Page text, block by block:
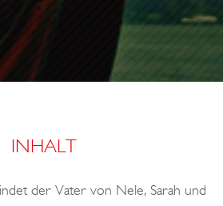
n
I
C
T
INHALT
der Vater von Nele, Sarah und